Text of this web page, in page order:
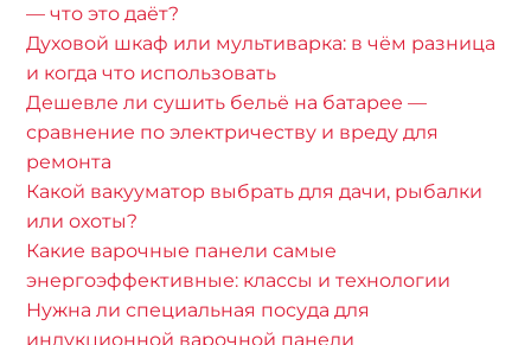
— что это даёт?
Духовой шкаф или мультиварка: в чём разница
и когда что использовать
Дешевле ли сушить бельё на батарее —
сравнение по электричеству и вреду для
ремонта
Какой вакууматор выбрать для дачи, рыбалки
или охоты?
Какие варочные панели самые
энергоэффективные: классы и технологии
Нужна ли специальная посуда для
индукционной варочной панели